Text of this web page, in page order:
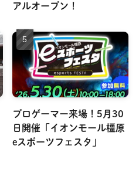
アルオープン！
プロゲーマー来場！5月30
日開催「イオンモール橿原
eスポーツフェスタ」